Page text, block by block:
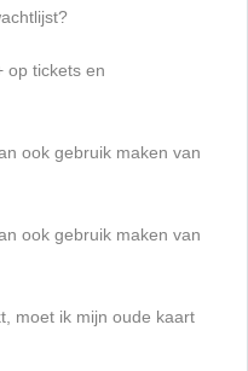
op tickets en
ook gebruik maken van
ook gebruik maken van
moet ik mijn oude kaart